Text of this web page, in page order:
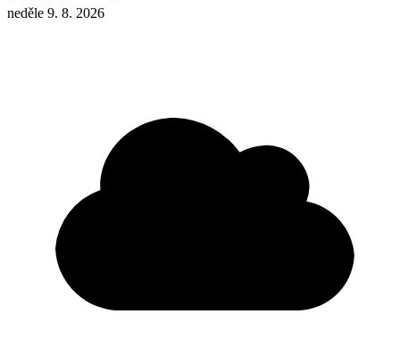
neděle 9. 8. 2026